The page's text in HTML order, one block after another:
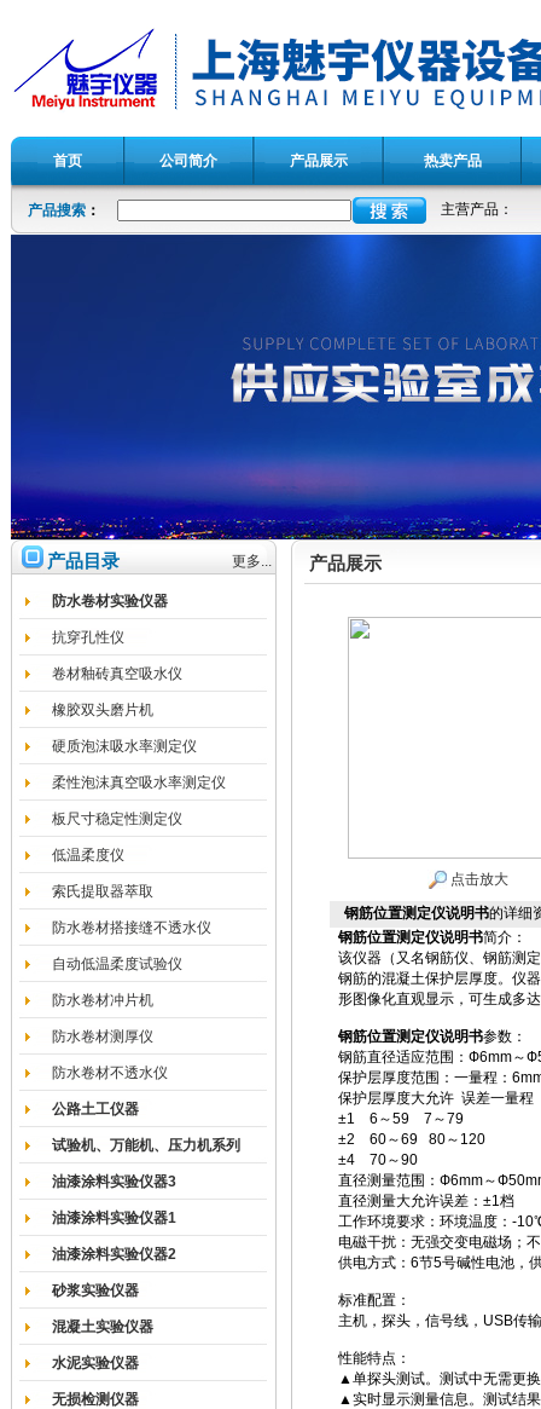
首页 公司简介 产品展示 热卖产品
产品搜索 ： 主营产品：
产品目录 更多...
防水卷材实验仪器
抗穿孔性仪
卷材釉砖真空吸水仪
橡胶双头磨片机
硬质泡沫吸水率测定仪
柔性泡沫真空吸水率测定仪
板尺寸稳定性测定仪
低温柔度仪
索氏提取器萃取
防水卷材搭接缝不透水仪
自动低温柔度试验仪
防水卷材冲片机
防水卷材测厚仪
防水卷材不透水仪
公路土工仪器
试验机、万能机、压力机系列
油漆涂料实验仪器3
油漆涂料实验仪器1
油漆涂料实验仪器2
砂浆实验仪器
混凝土实验仪器
水泥实验仪器
无损检测仪器
产品展示
点击放大
钢筋位置测定仪说明书的详细
钢筋位置测定仪说明书简介：
该仪器（又名钢筋仪、钢筋测
钢筋的混凝土保护层厚度。仪
形图像化直观显示，可生成多
钢筋位置测定仪说明书参数：
钢筋直径适应范围：Ф6mm～
保护层厚度范围：一量程：
保护层厚度大允许 误差一量程
±1 6～59 7～79
±2 60～69 80～120
±4 70～90
直径测量范围：Ф6mm～
直径测量大允许误差：±1档
工作环境要求：环境温度：-
电磁干扰：无强交变电磁场；
供电方式：6节5号碱性电池，
标准配置：
主机，探头，信号线，USB传
性能特点：
▲单探头测试。测试中无需更
▲实时显示测量信息。测试结